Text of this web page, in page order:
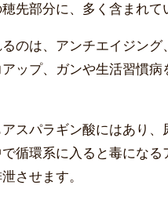
先部分に、多く含まれて
るのは、アンチエイジング
ップ、ガンや生活習慣病
スパラギン酸にはあり、
循環系に入ると毒になる
させます。